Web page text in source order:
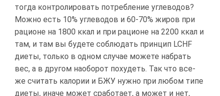
тогда контролировать потребление углеводов?
Можно есть 10% углеводов и 60-70% жиров при
рационе на 1800 ккал и при рационе на 2200 ккал и
там, и там вы будете соблюдать принцип LCHF
диеты, только в одном случае можете набрать
вес, а в другом наоборот похудеть. Так что все-
же считать калории и БЖУ нужно при любом типе
диеты, иначе может сработает, а может и нет,